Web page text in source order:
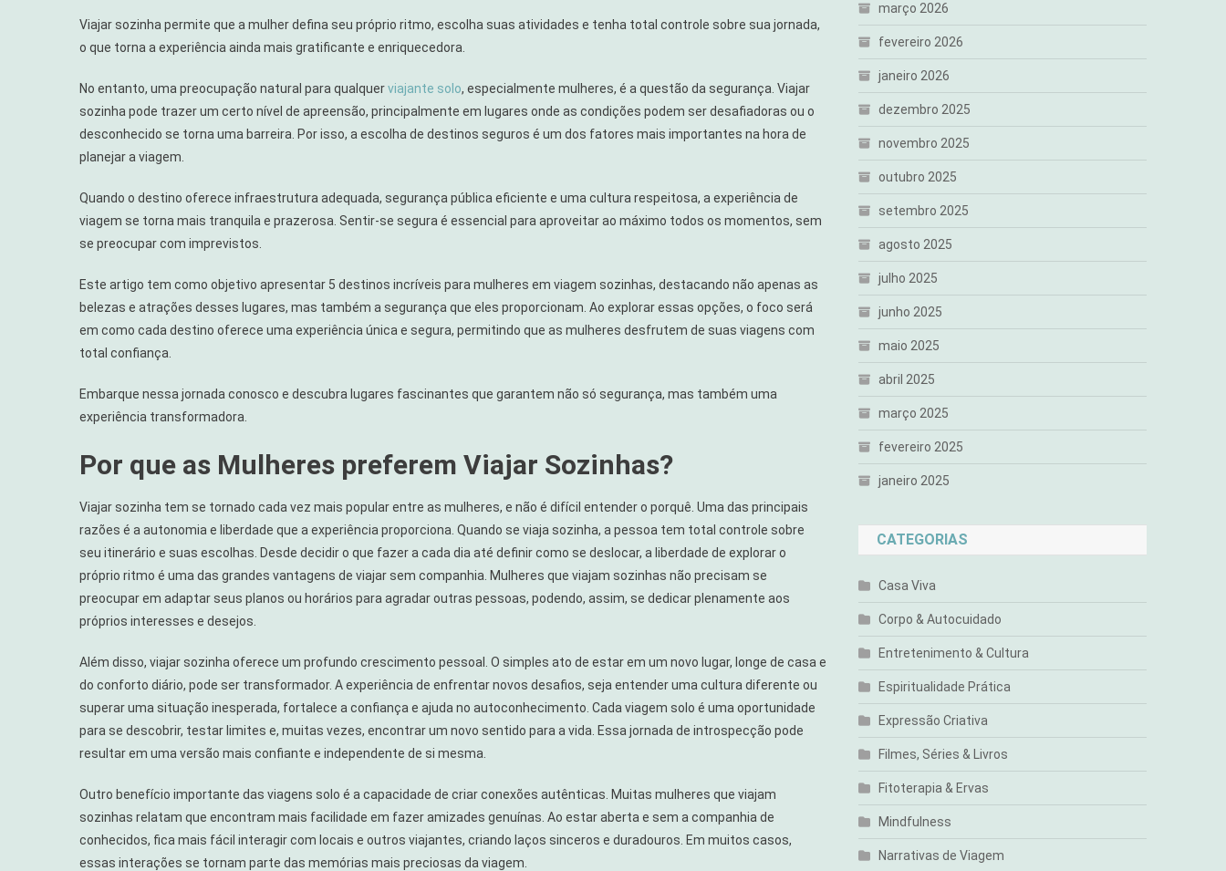
Viagem
Sozinhas
Segurança
Viajar sozinha permite que a mulher defina seu próprio ritmo, escolha suas atividades e tenha total controle sobre sua jornada,
o que torna a experiência ainda mais gratificante e enriquecedora.
No entanto, uma preocupação natural para qualquerviajante solo, especialmente mulheres, é a questão da segurança. Viajar
sozinha pode trazer um certo nível de apreensão, principalmente em lugares onde as condições podem ser desafiadoras ou o
desconhecido se torna uma barreira. Por isso, a escolha de destinos seguros é um dos fatores mais importantes na hora de
planejar a viagem.
Quando o destino oferece infraestrutura adequada, segurança pública eficiente e uma cultura respeitosa, a experiência de
viagem se torna mais tranquila e prazerosa. Sentir-se segura é essencial para aproveitar ao máximo todos os momentos, sem
se preocupar com imprevistos.
Este artigo tem como objetivo apresentar 5 destinos incríveis para mulheres em viagem sozinhas, destacando não apenas as
belezas e atrações desses lugares, mas também a segurança que eles proporcionam. Ao explorar essas opções, o foco será
em como cada destino oferece uma experiência única e segura, permitindo que as mulheres desfrutem de suas viagens com
total confiança.
Embarque nessa jornada conosco e descubra lugares fascinantes que garantem não só segurança, mas também uma
experiência transformadora.
Por que as Mulheres preferem Viajar Sozinhas?
Viajar sozinha tem se tornado cada vez mais popular entre as mulheres, e não é difícil entender o porquê. Uma das principais
razões é a autonomia e liberdade que a experiência proporciona. Quando se viaja sozinha, a pessoa tem total controle sobre
seu itinerário e suas escolhas. Desde decidir o que fazer a cada dia até definir como se deslocar, a liberdade de explorar o
próprio ritmo é uma das grandes vantagens de viajar sem companhia. Mulheres que viajam sozinhas não precisam se
preocupar em adaptar seus planos ou horários para agradar outras pessoas, podendo, assim, se dedicar plenamente aos
próprios interesses e desejos.
Além disso, viajar sozinha oferece um profundo crescimento pessoal. O simples ato de estar em um novo lugar, longe de casa e
do conforto diário, pode ser transformador. A experiência de enfrentar novos desafios, seja entender uma cultura diferente ou
superar uma situação inesperada, fortalece a confiança e ajuda no autoconhecimento. Cada viagem solo é uma oportunidade
para se descobrir, testar limites e, muitas vezes, encontrar um novo sentido para a vida. Essa jornada de introspecção pode
resultar em uma versão mais confiante e independente de si mesma.
Outro benefício importante das viagens solo é a capacidade de criar conexões autênticas. Muitas mulheres que viajam
sozinhas relatam que encontram mais facilidade em fazer amizades genuínas. Ao estar aberta e sem a companhia de
conhecidos, fica mais fácil interagir com locais e outros viajantes, criando laços sinceros e duradouros. Em muitos casos,
essas interações se tornam parte das memórias mais preciosas da viagem.
março 2026
fevereiro 2026
janeiro 2026
dezembro 2025
novembro 2025
outubro 2025
setembro 2025
agosto 2025
julho 2025
junho 2025
maio 2025
abril 2025
março 2025
fevereiro 2025
janeiro 2025
CATEGORIAS
Casa Viva
Corpo & Autocuidado
Entretenimento & Cultura
Espiritualidade Prática
Expressão Criativa
Filmes, Séries & Livros
Fitoterapia & Ervas
Mindfulness
Narrativas de Viagem